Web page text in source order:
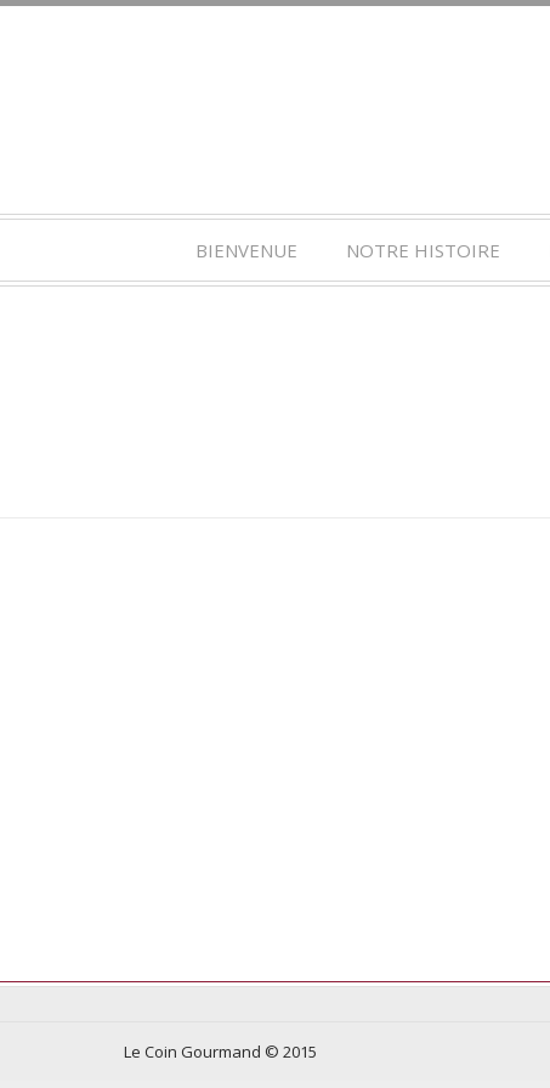
BIENVENUE NOTRE HISTOIRE
Le Coin Gourmand © 2015